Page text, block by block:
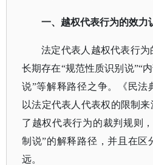
一、越权代表行为的效力
法定代表人越权代表行
长期存在“规范性质识别说”“
说”等解释路径之争。《民法
以法定代表人代表权的限制
了越权代表行为的裁判规则
制说”的解释路径，并且在区
远。